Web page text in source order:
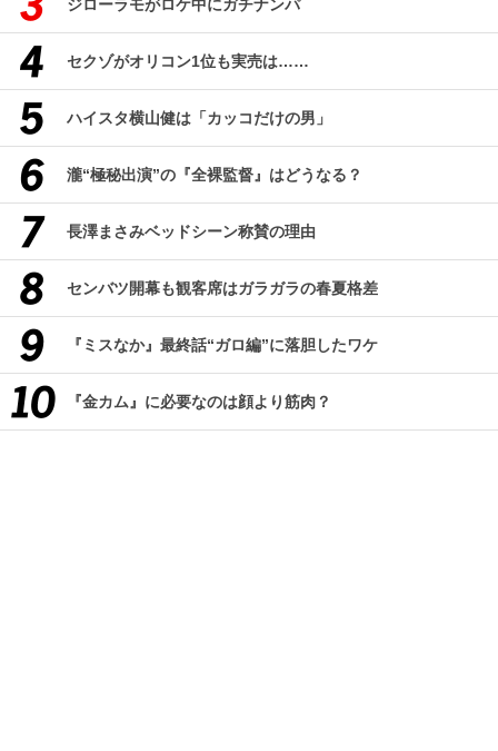
ジローラモがロケ中にガチナンパ
セクゾがオリコン1位も実売は……
ハイスタ横山健は「カッコだけの男」
瀧“極秘出演”の『全裸監督』はどうなる？
長澤まさみベッドシーン称賛の理由
センバツ開幕も観客席はガラガラの春夏格差
『ミスなか』最終話“ガロ編”に落胆したワケ
『金カム』に必要なのは顔より筋肉？